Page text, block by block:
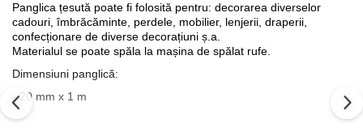
Panglica țesută poate fi folosită pentru: decorarea diverselor
cadouri, îmbrăcăminte, perdele, mobilier, lenjerii, draperii,
confecționare de diverse decorațiuni ș.a.
Materialul se poate spăla la mașina de spălat rufe.
Dimensiuni panglică:
- 20 mm x 1 m